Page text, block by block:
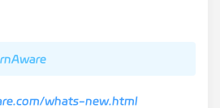
whats-new.html